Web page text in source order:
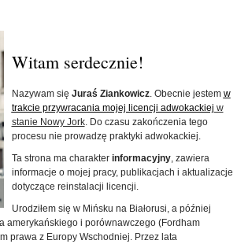
Witam serdecznie!
Nazywam się Juraś Ziankowicz. Obecnie jestem w
trakcie przywracania mojej licencji adwokackiej w
stanie Nowy Jork. Do czasu zakończenia tego
procesu nie prowadzę praktyki adwokackiej.
Ta strona ma charakter informacyjny, zawiera
informacje o mojej pracy, publikacjach i aktualizacje
dotyczące reinstalacji licencji.
Urodziłem się w Mińsku na Białorusi, a później
amerykańskiego i porównawczego (Fordham
prawa z Europy Wschodniej. Przez lata